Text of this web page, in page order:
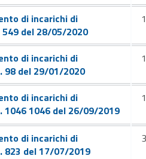
di incarichi di
del 28/05/2020
di incarichi di
98 del 29/01/2020
di incarichi di
1046 1046 del 26/09/2019
di incarichi di
823 del 17/07/2019